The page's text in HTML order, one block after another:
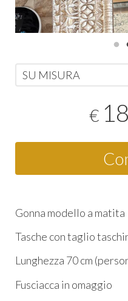
SU MISURA
€
Gonna modello a matita
Tasche con taglio
Lunghezza 70 cm
Fusciacca in omaggio